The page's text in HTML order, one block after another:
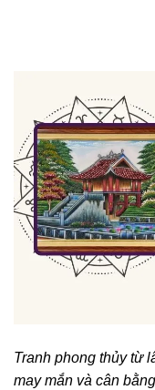
Tranh phong thủy từ
may mắn và cân